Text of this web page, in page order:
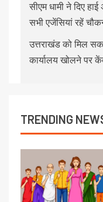
सीएम धामी ने दिए हाई
सभी एजेंसियां रहें
उत्तराखंड को मिल
कार्यालय खोलने पर
TRENDING